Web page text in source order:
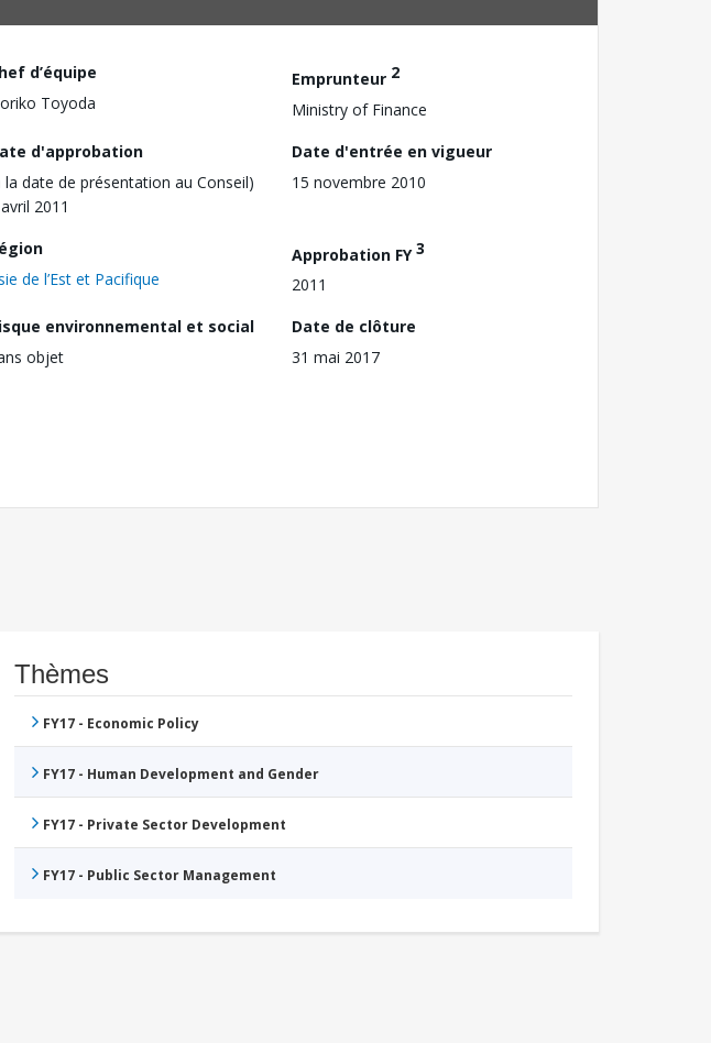
d’équipe
Toyoda
Emprunteur 2
Ministry of Finance
d'approbation
la date de présentation au Conseil)
2011
Date d'entrée en vigueur
15 novembre 2010
de l’Est et Pacifique
Approbation FY3
2011
environnemental et social
objet
Date de clôture
31 mai 2017
Thèmes
FY17 - Economic Policy
FY17 - Human Development and Gender
FY17 - Private Sector Development
FY17 - Public Sector Management